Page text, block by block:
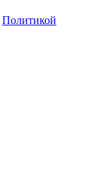
Политикой